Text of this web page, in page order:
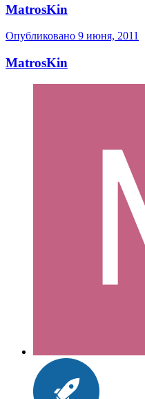
MatrosKin
Опубликовано 9 июня, 2011
MatrosKin